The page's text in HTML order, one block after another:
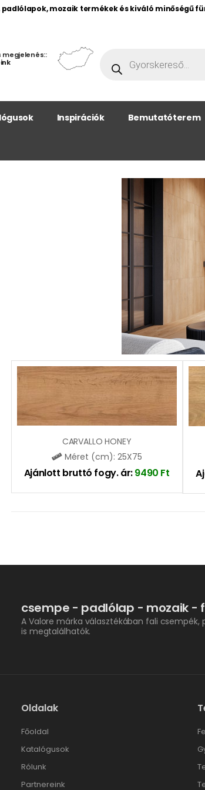
padlólapok, mozaik termékek és kiváló minőségű
megjelenés::
Inspirációk Bemutatóterem
CARVALLO HONEY
Méret (cm): 25X75
Ajánlott bruttó fogy. ár:9490 Ft
csempe - padlólap - mozaik -
A Valore márka választékában fali
is megtalálhatók.
Oldalak
Főoldal
Katalógusok
Rólunk
Partnereink